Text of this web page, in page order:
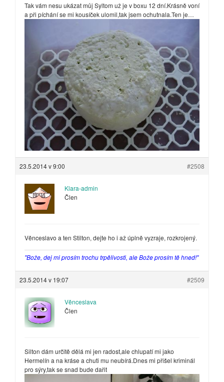
Tak vám nesu ukázat můj Syltom už je v boxu 12 dní.Krásně voní
a při píchání se mi kousíček ulomil,tak jsem ochutnala.Ten je…
23.5.2014 v 9:00 #2508
Klara-admin
Člen
Věnceslavo a ten Stilton, dejte ho i až úplně vyzraje, rozkrojený.
"Bože, dej mi prosím trochu trpělivosti, ale Bože prosím tě hned!"
23.5.2014 v 19:07 #2509
Věnceslava
Člen
Silton dám určitě dělá mi jen radost,ale chlupatí mi jako
Hermelín a na kráse a chuti mu neubírá.Dnes mi přišel kriminál
pro sýry,tak se snad bude dařit